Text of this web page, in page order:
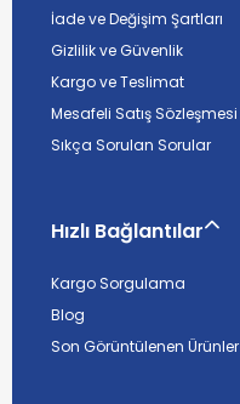
İade ve Değişim Şartları
Gizlilik ve Güvenlik
Kargo ve Teslimat
Mesafeli Satış Sözleşmesi
Sıkça Sorulan Sorular
Hızlı Bağlantılar
Kargo Sorgulama
Blog
Son Görüntülenen Ürünler